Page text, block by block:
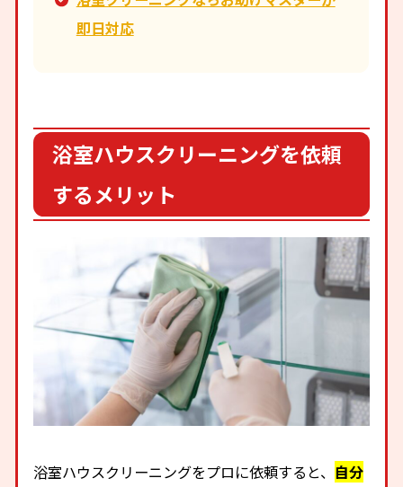
即日対応
浴室ハウスクリーニングを依頼
するメリット
浴室ハウスクリーニングをプロに依頼すると、 自分